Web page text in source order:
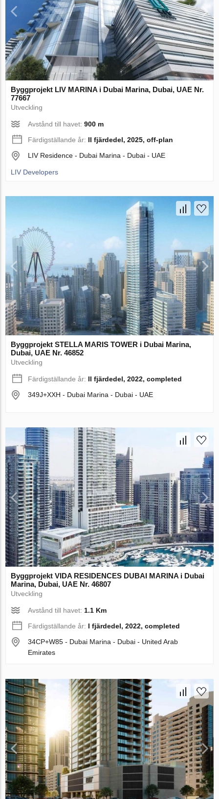
Byggprojekt LIV MARINA i Dubai Marina, Dubai, UAE Nr.
77667
Utveckling
Avstånd till havet:900 m
Färdigställande år: II fjärdedel, 2025, off-plan
LIV Residence - Dubai Marina - Dubai - UAE
LIV Developers
Byggprojekt STELLA MARIS TOWER i Dubai Marina,
Dubai, UAE Nr. 46852
Utveckling
Färdigställande år: II fjärdedel, 2022, completed
349J+XXH - Dubai Marina - Dubai - UAE
Byggprojekt VIDA RESIDENCES DUBAI MARINA i Dubai
Marina, Dubai, UAE Nr. 46807
Utveckling
Avstånd till havet: 1.1 Km
Färdigställande år: I fjärdedel, 2022, completed
34CP+W85 - Dubai Marina - Dubai - United Arab
Emirates